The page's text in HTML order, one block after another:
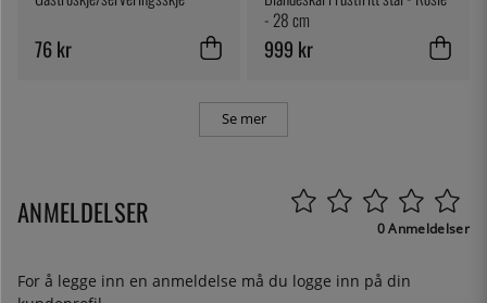
76 kr
- 28 cm
999 kr
Se mer
ANMELDELSER 0 Anmeldelser
For å legge inn en anmeldelse må du logge inn på din